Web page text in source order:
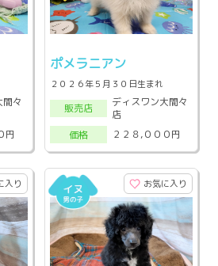
々
円
ポメラニアン
２０２６年５月３０日生まれ
販売店
ディスワン大間々
店
価格
２２８,０００円
入り お気に入り